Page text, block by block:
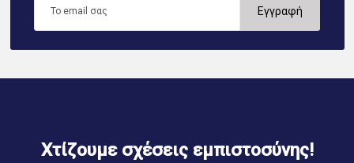
Χτίζουμε σχέσεις εμπιστοσύνης!